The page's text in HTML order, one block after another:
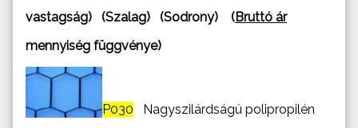
vastagság) (Szalag) (Sodrony) (Bruttó ár
mennyiség függvénye)
P030 Nagyszilárdságú polipropilén